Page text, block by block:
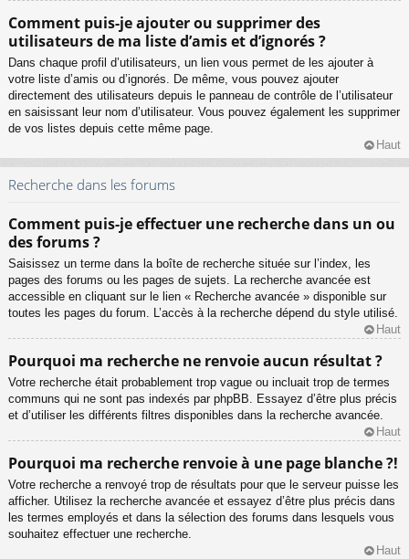
Comment puis-je ajouter ou supprimer des
utilisateurs de ma liste d’amis et d’ignorés ?
Dans chaque profil d’utilisateurs, un lien vous permet de les ajouter à
votre liste d’amis ou d’ignorés. De même, vous pouvez ajouter
directement des utilisateurs depuis le panneau de contrôle de l’utilisateur
en saisissant leur nom d’utilisateur. Vous pouvez également les supprimer
de vos listes depuis cette même page.
Haut
Recherche dans les forums
Comment puis-je effectuer une recherche dans un ou
des forums ?
Saisissez un terme dans la boîte de recherche située sur l’index, les
pages des forums ou les pages de sujets. La recherche avancée est
accessible en cliquant sur le lien « Recherche avancée » disponible sur
toutes les pages du forum. L’accès à la recherche dépend du style utilisé.
Haut
Pourquoi ma recherche ne renvoie aucun résultat ?
Votre recherche était probablement trop vague ou incluait trop de termes
communs qui ne sont pas indexés par phpBB. Essayez d’être plus précis
et d’utiliser les différents filtres disponibles dans la recherche avancée.
Haut
Pourquoi ma recherche renvoie à une page blanche ?!
Votre recherche a renvoyé trop de résultats pour que le serveur puisse les
afficher. Utilisez la recherche avancée et essayez d’être plus précis dans
les termes employés et dans la sélection des forums dans lesquels vous
souhaitez effectuer une recherche.
Haut